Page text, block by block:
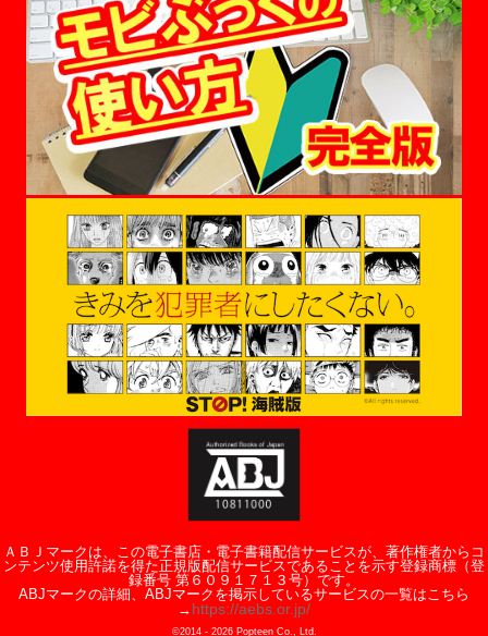
ＡＢＪマークは、この電子書店・電子書籍配信サービスが、著作権者からコ
ンテンツ使用許諾を得た正規版配信サービスであることを示す登録商標（登
録番号 第６０９１７１３号）です。
ABJマークの詳細、ABJマークを掲示しているサービスの一覧はこちら
→ https://aebs.or.jp/
©2014 - 2026Popteen Co., Ltd.